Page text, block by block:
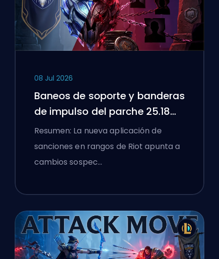
08 Jul 2026
Baneos de soporte y banderas
de impulso del parche 25.18
de League of Legends
Resumen: La nueva aplicación de
sanciones en rangos de Riot apunta a
cambios sospec…